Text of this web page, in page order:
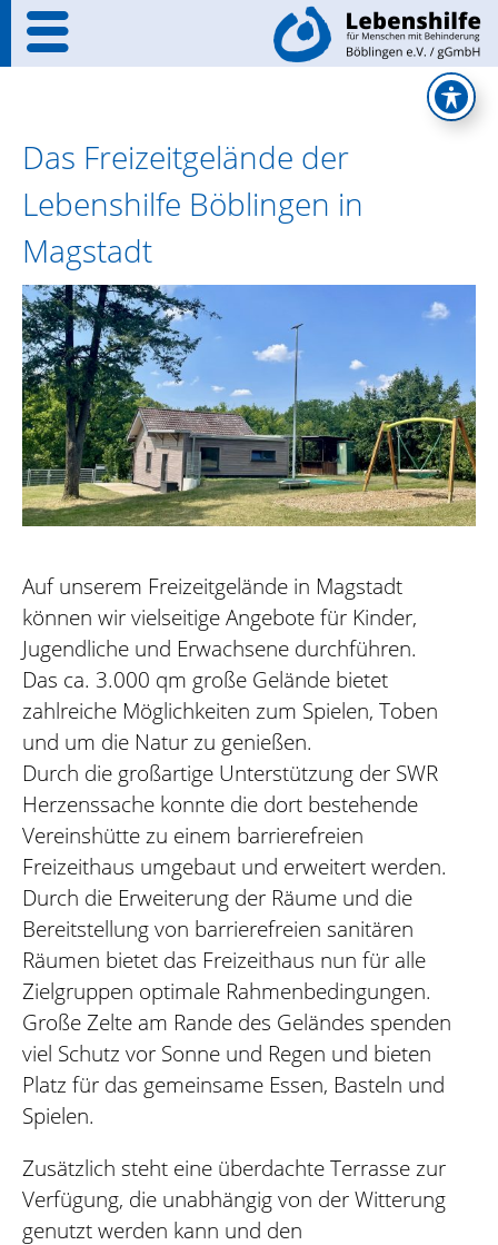
Das Freizeitgelände der
Lebenshilfe Böblingen in
Magstadt
Auf unserem Freizeitgelände in Magstadt
können wir vielseitige Angebote für Kinder,
Jugendliche und Erwachsene durchführen.
Das ca. 3.000 qm große Gelände bietet
zahlreiche Möglichkeiten zum Spielen, Toben
und um die Natur zu genießen.
Durch die großartige Unterstützung der SWR
Herzenssache konnte die dort bestehende
Vereinshütte zu einem barrierefreien
Freizeithaus umgebaut und erweitert werden.
Durch die Erweiterung der Räume und die
Bereitstellung von barrierefreien sanitären
Räumen bietet das Freizeithaus nun für alle
Zielgruppen optimale Rahmenbedingungen.
Große Zelte am Rande des Geländes spenden
viel Schutz vor Sonne und Regen und bieten
Platz für das gemeinsame Essen, Basteln und
Spielen.
Zusätzlich steht eine überdachte Terrasse zur
Verfügung, die unabhängig von der Witterung
genutzt werden kann und den